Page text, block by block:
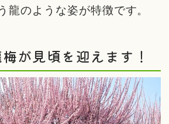
龍のような姿が特徴です。
が見頃を迎えます！